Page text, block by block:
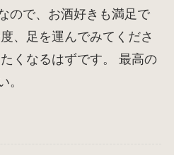
ので、お酒好きも満足で
、足を運んでみてくださ
くなるはずです。 最高の
。